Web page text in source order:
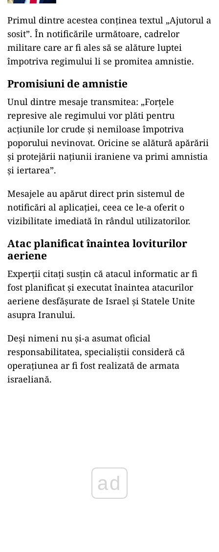
Primul dintre acestea conținea textul „Ajutorul a
sosit”. În notificările următoare, cadrelor
militare care ar fi ales să se alăture luptei
împotriva regimului li se promitea amnistie.
Promisiuni de amnistie
Unul dintre mesaje transmitea: „Forțele
represive ale regimului vor plăti pentru
acțiunile lor crude și nemiloase împotriva
poporului nevinovat. Oricine se alătură apărării
și protejării națiunii iraniene va primi amnistia
și iertarea”.
Mesajele au apărut direct prin sistemul de
notificări al aplicației, ceea ce le-a oferit o
vizibilitate imediată în rândul utilizatorilor.
Atac planificat înaintea loviturilor
aeriene
Experții citați susțin că atacul informatic ar fi
fost planificat și executat înaintea atacurilor
aeriene desfășurate de Israel și Statele Unite
asupra Iranului.
Deși nimeni nu și-a asumat oficial
responsabilitatea, specialiștii consideră că
operațiunea ar fi fost realizată de armata
israeliană.
ad